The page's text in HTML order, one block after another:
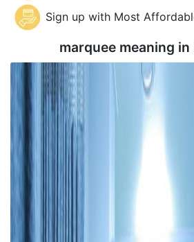
Sign up with Most
marquee meaning in